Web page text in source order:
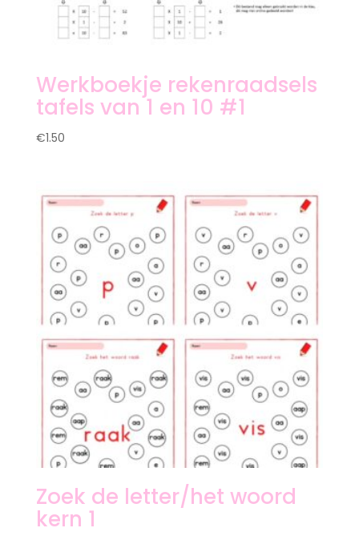
Werkboekje rekenraadsels
tafels van 1 en 10 #1
€1.50
Zoek de letter/het woord
kern 1